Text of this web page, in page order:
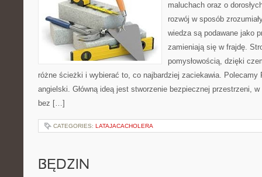
maluchach oraz o
rozwój w sposób
wiedza są podawane jako
zamieniają się w frajdę.
pomysłowością, dzięki
różne ścieżki i wybierać to, co najbardziej zaciekawia. Polecamy
angielski. Główną ideą jest stworzenie bezpiecznej przestrzeni,
bez […]
CATEGORIES: LATAJACACHOLERA
BĘDZIN